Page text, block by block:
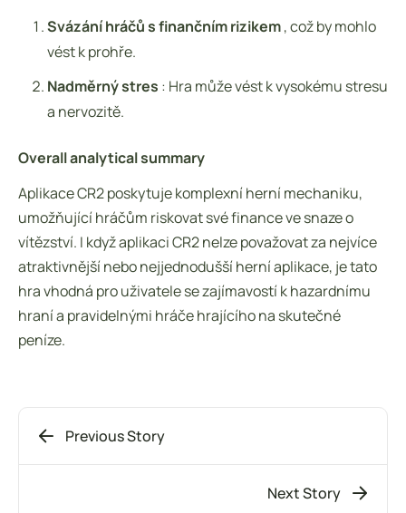
Svázání hráčů s finančním rizikem, což by mohlo
vést k prohře.
Nadměrný stres : Hra může vést k vysokému stresu
a nervozitě.
Overall analytical summary
Aplikace CR2 poskytuje komplexní herní mechaniku,
umožňující hráčům riskovat své finance ve snaze o
vítězství. I když aplikaci CR2 nelze považovat za nejvíce
atraktivnější nebo nejjednodušší herní aplikace, je tato
hra vhodná pro uživatele se zajímavostí k hazardnímu
hraní a pravidelnými hráče hrajícího na skutečné
peníze.
Previous Story
Next Story